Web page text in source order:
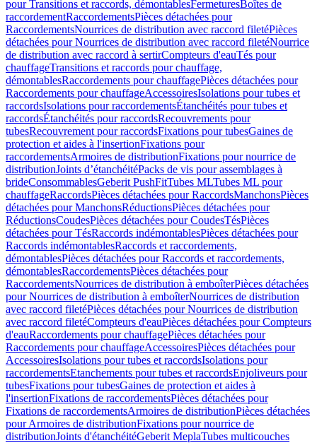
pour Transitions et raccords, démontablesFermeturesBoîtes de
raccordementRaccordementsPièces détachées pour
RaccordementsNourrices de distribution avec raccord filetéPièces
détachées pour Nourrices de distribution avec raccord filetéNourrice
de distribution avec raccord à sertirCompteurs d'eauTés pour
chauffageTransitions et raccords pour chauffage,
démontablesRaccordements pour chauffagePièces détachées pour
Raccordements pour chauffageAccessoiresIsolations pour tubes et
raccordsIsolations pour raccordementsÉtanchéités pour tubes et
raccordsÉtanchéités pour raccordsRecouvrements pour
tubesRecouvrement pour raccordsFixations pour tubesGaines de
protection et aides à l'insertionFixations pour
raccordementsArmoires de distributionFixations pour nourrice de
distributionJoints d’étanchéitéPacks de vis pour assemblages à
brideConsommablesGeberit PushFitTubes MLTubes ML pour
chauffageRaccordsPièces détachées pour RaccordsManchonsPièces
détachées pour ManchonsRéductionsPièces détachées pour
RéductionsCoudesPièces détachées pour CoudesTésPièces
détachées pour TésRaccords indémontablesPièces détachées pour
Raccords indémontablesRaccords et raccordements,
démontablesPièces détachées pour Raccords et raccordements,
démontablesRaccordementsPièces détachées pour
RaccordementsNourrices de distribution à emboîterPièces détachées
pour Nourrices de distribution à emboîterNourrices de distribution
avec raccord filetéPièces détachées pour Nourrices de distribution
avec raccord filetéCompteurs d'eauPièces détachées pour Compteurs
d'eauRaccordements pour chauffagePièces détachées pour
Raccordements pour chauffageAccessoiresPièces détachées pour
AccessoiresIsolations pour tubes et raccordsIsolations pour
raccordementsEtanchements pour tubes et raccordsEnjoliveurs pour
tubesFixations pour tubesGaines de protection et aides à
l'insertionFixations de raccordementsPièces détachées pour
Fixations de raccordementsArmoires de distributionPièces détachées
pour Armoires de distributionFixations pour nourrice de
distributionJoints d'étanchéitéGeberit MeplaTubes multicouches